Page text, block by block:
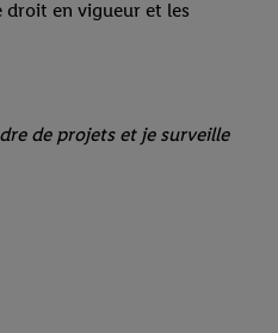
droit en vigueur et les
de projets et je surveille